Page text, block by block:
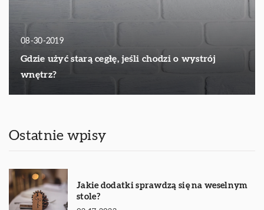
08-30-2019
Gdzie użyć starą cegłę, jeśli chodzi o wystrój
wnętrz?
Ostatnie wpisy
Jakie dodatki sprawdzą się na weselnym
stole?